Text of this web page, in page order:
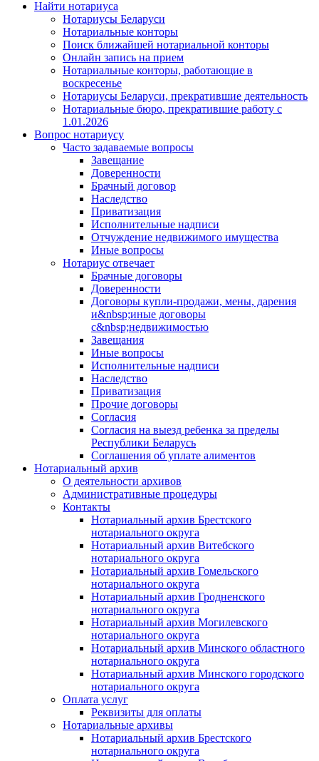
Найти нотариуса
Нотариусы Беларуси
Нотариальные конторы
Поиск ближайшей нотариальной конторы
Онлайн запись на прием
Нотариальные конторы, работающие в
воскресенье
Нотариусы Беларуси, прекратившие деятельность
Нотариальные бюро, прекратившие работу с
1.01.2026
Вопрос нотариусу
Часто задаваемые вопросы
Завещание
Доверенности
Брачный договор
Наследство
Приватизация
Исполнительные надписи
Отчуждение недвижимого имущества
Иные вопросы
Нотариус отвечает
Брачные договоры
Доверенности
Договоры купли-продажи, мены, дарения
и&nbsp;иные договоры
с&nbsp;недвижимостью
Завещания
Иные вопросы
Исполнительные надписи
Наследство
Приватизация
Прочие договоры
Согласия
Согласия на выезд ребенка за пределы
Республики Беларусь
Соглашения об уплате алиментов
Нотариальный архив
О деятельности архивов
Административные процедуры
Контакты
Нотариальный архив Брестского
нотариального округа
Нотариальный архив Витебского
нотариального округа
Нотариальный архив Гомельского
нотариального округа
Нотариальный архив Гродненского
нотариального округа
Нотариальный архив Могилевского
нотариального округа
Нотариальный архив Минского областного
нотариального округа
Нотариальный архив Минского городского
нотариального округа
Оплата услуг
Реквизиты для оплаты
Нотариальные архивы
Нотариальный архив Брестского
нотариального округа